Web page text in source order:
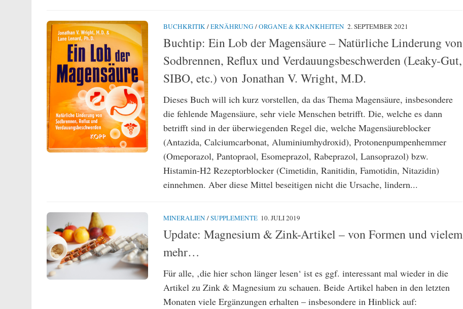
BUCHKRITIK/ERNÄHRUNG /ORGANE & KRANKHEITEN 2. SEPTEMBER 2021
Buchtip: Ein Lob der Magensäure – Natürliche Linderung von
Sodbrennen, Reflux und Verdauungsbeschwerden (Leaky-Gut,
SIBO, etc.) von Jonathan V. Wright, M.D.
Dieses Buch will ich kurz vorstellen, da das Thema Magensäure, insbesondere
die fehlende Magensäure, sehr viele Menschen betrifft. Die, welche es dann
betrifft sind in der überwiegenden Regel die, welche Magensäureblocker
(Antazida, Calciumcarbonat, Aluminiumhydroxid), Protonenpumpenhemmer
(Omeporazol, Pantopraol, Esomeprazol, Rabeprazol, Lansoprazol) bzw.
Histamin-H2 Rezeptorblocker (Cimetidin, Ranitidin, Famotidin, Nitazidin)
einnehmen. Aber diese Mittel beseitigen nicht die Ursache, lindern...
MINERALIEN /SUPPLEMENTE 10. JULI 2019
Update: Magnesium & Zink-Artikel – von Formen und vielem
mehr…
Für alle, ‚die hier schon länger lesen‘ ist es ggf. interessant mal wieder in die
Artikel zu Zink & Magnesium zu schauen. Beide Artikel haben in den letzten
Monaten viele Ergänzungen erhalten – insbesondere in Hinblick auf: